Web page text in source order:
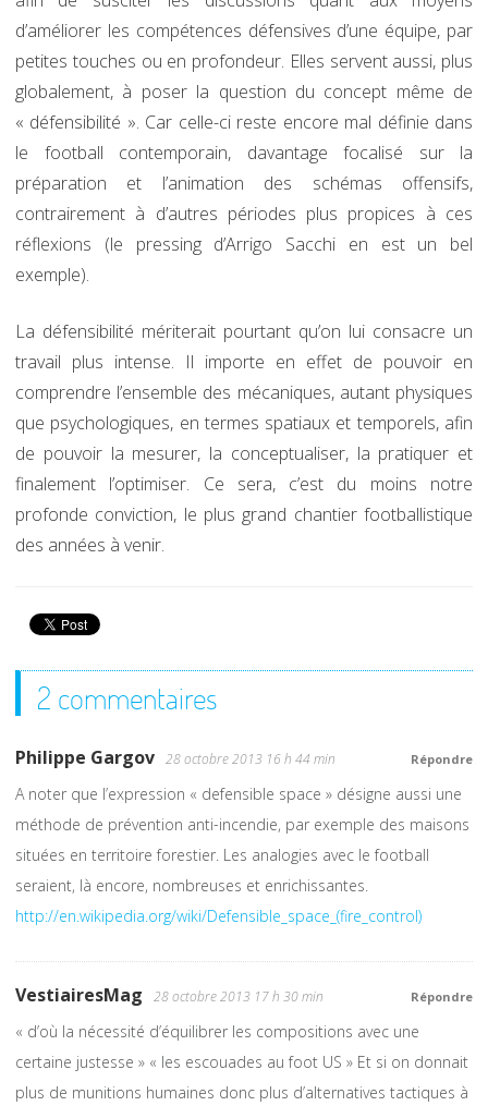
d’améliorer les compétences défensives d’une équipe, par
petites touches ou en profondeur. Elles servent aussi, plus
globalement, à poser la question du concept même de
« défensibilité ». Car celle-ci reste encore mal définie dans
le football contemporain, davantage focalisé sur la
préparation et l’animation des schémas offensifs,
contrairement à d’autres périodes plus propices à ces
réflexions (le pressing d’Arrigo Sacchi en est un bel
exemple).
La défensibilité mériterait pourtant qu’on lui consacre un
travail plus intense. Il importe en effet de pouvoir en
comprendre l’ensemble des mécaniques, autant physiques
que psychologiques, en termes spatiaux et temporels, afin
de pouvoir la mesurer, la conceptualiser, la pratiquer et
finalement l’optimiser. Ce sera, c’est du moins notre
profonde conviction, le plus grand chantier footballistique
des années à venir.
2 commentaires
Répondre
Philippe Gargov 28 octobre 2013 16 h 44 min
A noter que l’expression « defensible space » désigne aussi une
méthode de prévention anti-incendie, par exemple des maisons
situées en territoire forestier. Les analogies avec le football
seraient, là encore, nombreuses et enrichissantes.
http://en.wikipedia.org/wiki/Defensible_space_(fire_control)
Répondre
VestiairesMag 28 octobre 2013 17 h 30 min
« d’où la nécessité d’équilibrer les compositions avec une
certaine justesse » « les escouades au foot US » Et si on donnait
plus de munitions humaines donc plus d’alternatives tactiques à